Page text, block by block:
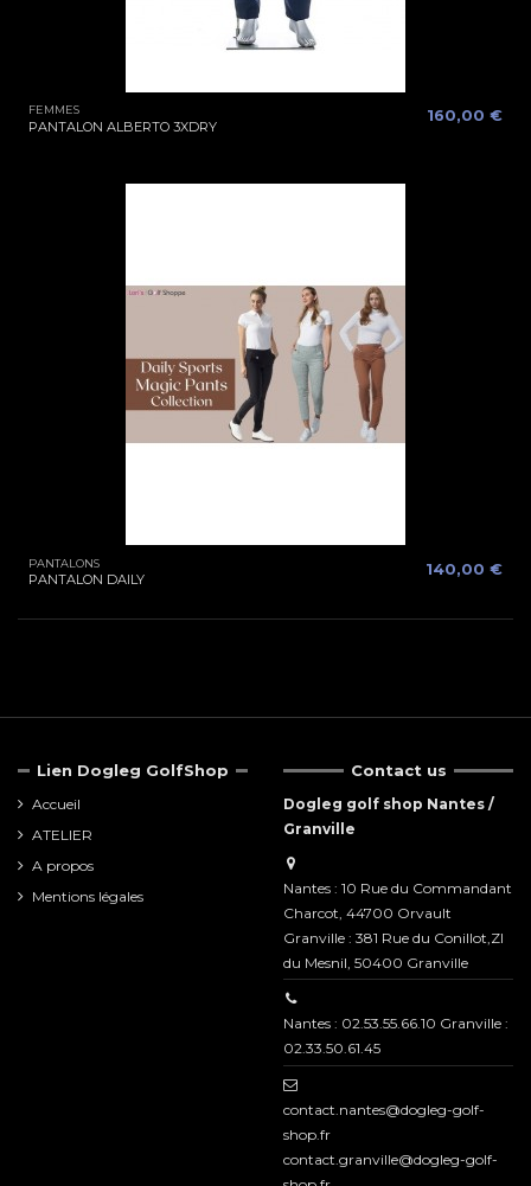
FEMMES
PANTALON ALBERTO 3XDRY
160,00 €
PANTALONS
PANTALON DAILY
140,00 €
Lien Dogleg GolfShop
Accueil
ATELIER
A propos
Mentions légales
Contact us
Dogleg golf shop Nantes /
Granville
Nantes : 10 Rue du Commandant
Charcot, 44700 Orvault
Granville : 381 Rue du Conillot,ZI
du Mesnil, 50400 Granville
Nantes : 02.53.55.66.10 Granville :
02.33.50.61.45
contact.nantes@dogleg-golf-
shop.fr
contact.granville@dogleg-golf-